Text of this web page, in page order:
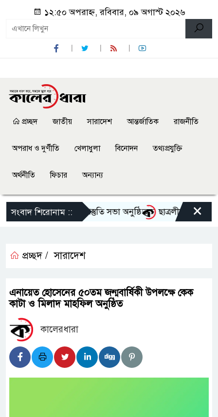
১২:৫০ অপরাহ্ন, রবিবার, ০৯ অগাস্ট ২০২৬
প্রচ্ছদ জাতীয় সারাদেশ আন্তর্জাতিক রাজনীতি
অপরাধ ও দুর্ণীতি খেলাধুলা বিনোদন তথ্যপ্রযুক্তি
অর্থনীতি ফিচার অন্যান্য
সংবাদ শিরোনাম ::
২০২৬ এর আগাম প্রস্তুতি সভা অনুষ্ঠিত ছাত্রলীগের দোসর
×
প্রচ্ছদ / সারাদেশ
এনায়েত হোসেনের ৫০তম জন্মবার্ষিকী উপলক্ষে কেক
কাটা ও মিলাদ মাহফিল অনুষ্ঠিত
কালেরধারা